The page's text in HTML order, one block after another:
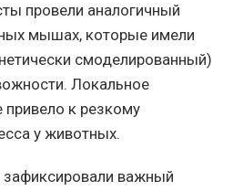
провели аналогичный
мышах, которые имели
смоделированный)
Локальное
к резкому
у животных.
важный